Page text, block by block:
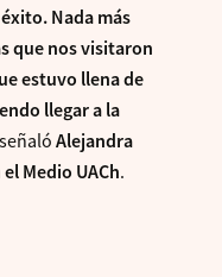
Nada más
que nos visitaron
estuvo llena de
llegar a la
Alejandra
Medio UACh.